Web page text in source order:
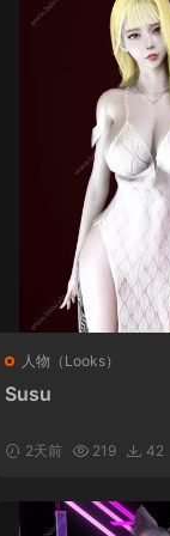
人物（Looks）
Susu
2天前 219 42